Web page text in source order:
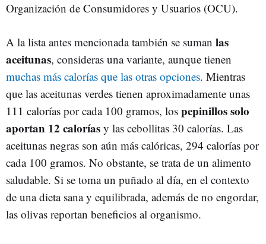
Organización de Consumidores y Usuarios (OCU).
A la lista antes mencionada también se suman las
aceitunas, consideras una variante, aunque tienen
muchas más calorías que las otras opciones. Mientras
que las aceitunas verdes tienen aproximadamente unas
111 calorías por cada 100 gramos, los pepinillos solo
aportan 12 calorías y las cebollitas 30 calorías. Las
aceitunas negras son aún más calóricas, 294 calorías por
cada 100 gramos. No obstante, se trata de un alimento
saludable. Si se toma un puñado al día, en el contexto
de una dieta sana y equilibrada, además de no engordar,
las olivas reportan beneficios al organismo.